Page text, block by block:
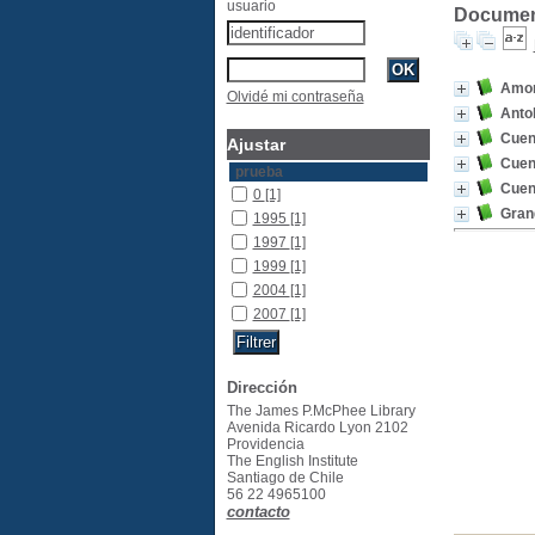
usuario
Olvidé mi contraseña
Ajustar
prueba
0 [1]
1995 [1]
1997 [1]
1999 [1]
2004 [1]
2007 [1]
Dirección
The James P.McPhee Library
Avenida Ricardo Lyon 2102
Providencia
The English Institute
Santiago de Chile
56 22 4965100
contacto